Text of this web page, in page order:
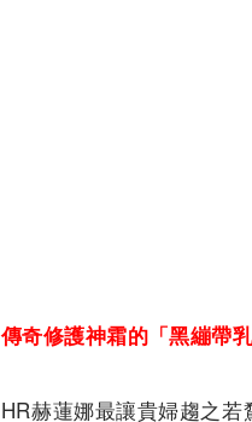
傳奇修護神霜的「黑繃帶乳
HR赫蓮娜最讓貴婦趨之